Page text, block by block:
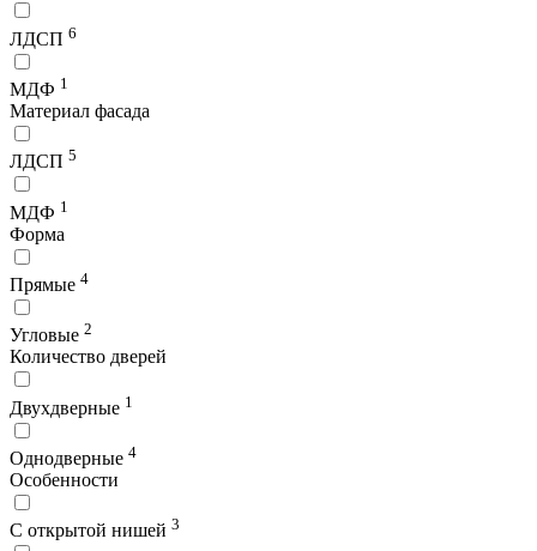
ЛДСП 6
МДФ 1
Материал фасада
ЛДСП 5
МДФ 1
Форма
Прямые 4
Угловые 2
Количество дверей
Двухдверные 1
Однодверные 4
Особенности
С открытой нишей 3